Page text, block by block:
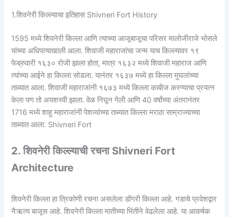
1.शिवनेरी किल्ल्याचा इतिहास Shivneri Fort History
1595 मध्ये शिवनेरी किल्ला आणि त्याच्या आजूबाजूचा परिसर मालोजीराजे भोसले
यांच्या अधिपत्याखाली आला. शिवाजी महाराजांचा जन्म याच किल्ल्यावर १९
फेब्रुवारी १६३० रोजी झाला होता, मात्र १६३२ मध्ये शिवाजी महाराज आणि
त्यांच्या आईने हा किल्ला सोडला. यानंतर १६३७ मध्ये हा किल्ला मुघलांच्या
ताब्यात आला. शिवाजी महाराजांनी १६७३ मध्ये किल्ला काबीज करण्याचा प्रयत्न
केला पण तो अयशस्वी झाला. वेळ निघून गेली आणि 40 वर्षांच्या अंतरानंतर
1716 मध्ये शाहू महाराजांनी पेशव्यांच्या ताब्यात किल्ला मराठा साम्राज्याच्या
ताब्यात आला. Shivneri Fort
2. शिवनेरी किल्ल्याची रचना Shivneri Fort
Architecture
शिवनेरी किल्ला हा त्रिकोणी रचना असलेला डोंगरी किल्ला आहे. गडाचे प्रवेशद्वार
नैऋत्य बाजूस आहे. शिवनेरी किल्ला मातीच्या भिंतीने वेढलेला आहे. या आकर्षक